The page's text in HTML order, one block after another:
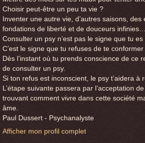
Choisir peut-être un peu ta vie ?
Inventer une autre vie, d’autres saisons,
fondations de liberté et de douceurs infinies…
Consulter un psy n’est pas le signe que tu es
C’est le signe que tu refuses de te
Dès l’instant où tu prends conscience de ce
de consulter un psy.
Si ton refus est inconscient, le psy t’aidera à
L’étape suivante passera par l’acceptation
trouvant comment vivre dans cette société
âme.
Paul Dussert - Psychanalyste
Afficher mon profil complet